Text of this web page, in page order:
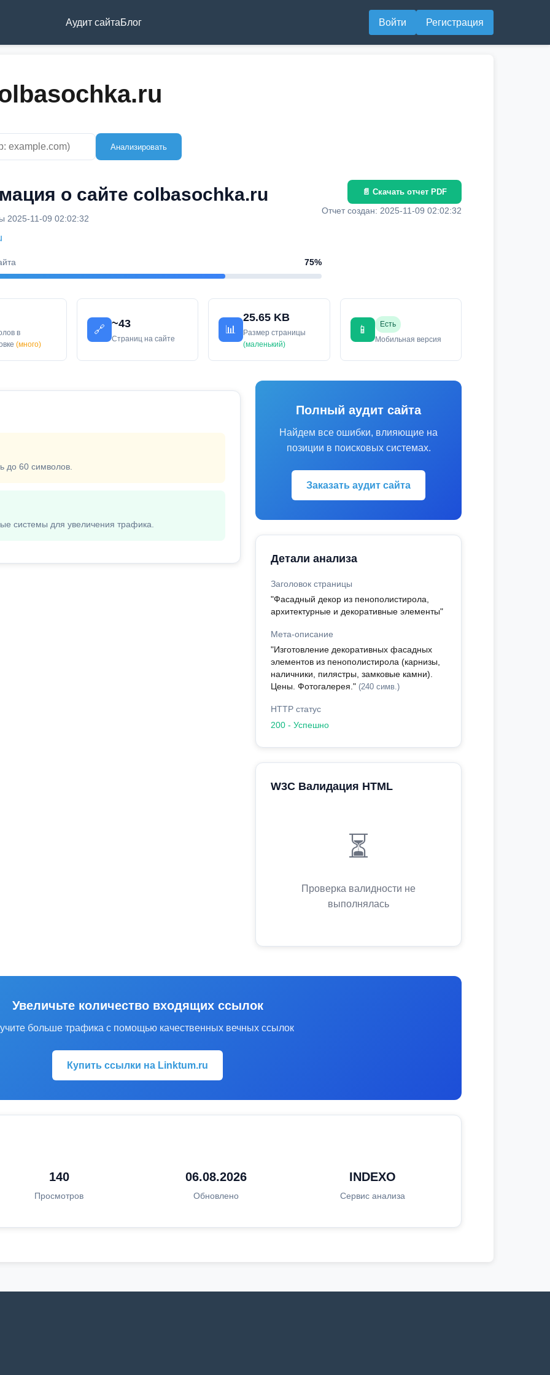
Аудит сайтаБлог Войти Регистрация
Анализировать
о сайте colbasochka.ru
2025-11-09 02:02:32
75%
📄 Скачать отчет PDF
Отчет создан: 2025-11-09 02:02:32
в
(много)
🔗
~43
Страниц на сайте
📊
25.65 KB
Размер страницы
(маленький)
📱
Есть
Мобильная версия
до 60 символов.
системы для увеличения трафика.
Полный аудит сайта
Найдем все ошибки, влияющие на
позиции в поисковых системах.
Заказать аудит сайта
Детали анализа
Заголовок страницы
"Фасадный декор из пенополистирола,
архитектурные и декоративные элементы"
Мета-описание
"Изготовление декоративных фасадных
элементов из пенополистирола (карнизы,
наличники, пилястры, замковые камни).
Цены. Фотогалерея." (240 симв.)
HTTP статус
200 - Успешно
W3C Валидация HTML
⏳
Проверка валидности не
выполнялась
Увеличьте количество входящих ссылок
больше трафика с помощью качественных вечных ссылок
Купить ссылки на Linktum.ru
140
Просмотров
06.08.2026
Обновлено
INDEXO
Сервис анализа